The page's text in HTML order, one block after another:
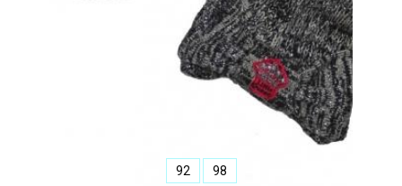
92 98